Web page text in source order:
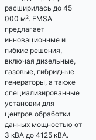
расширилась до 45
000 м². EMSA
предлагает
инновационные и
гибкие решения,
включая дизельные,
газовые, гибридные
генераторы, а также
специализированные
установки для
центров обработки
данных мощностью от
3 кВА до 4125 кВА.